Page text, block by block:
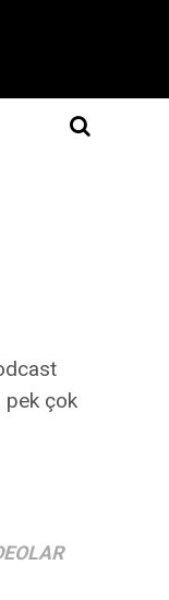
pek çok